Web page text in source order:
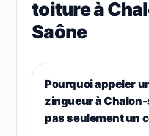
toiture à
Saône
Pourquoi appeler
zingueur à
pas seulement un